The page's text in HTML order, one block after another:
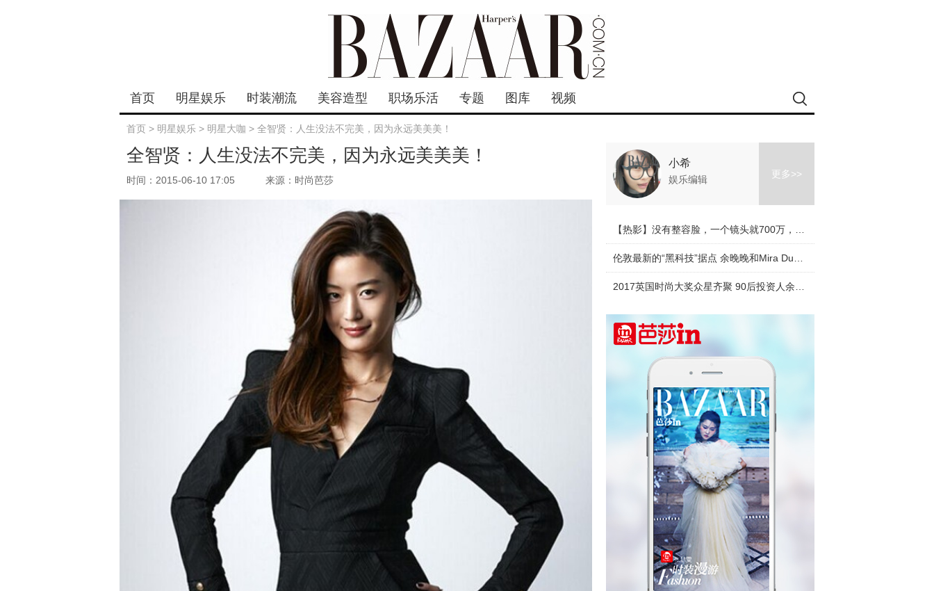
首页 明星娱乐 时装潮流 美容造型 职场乐活 专题 图库 视频
首页 > 明星娱乐 > 明星大咖 > 全智贤：人生没法不完美，因为永远美美美！
全智贤：人生没法不完美，因为永远美美美！
时间：2015-06-10 17:05 来源：时尚芭莎
小希
娱乐编辑 更多>>